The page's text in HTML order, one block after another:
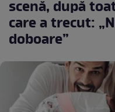
scenă, după
care a trecut:
doboare”